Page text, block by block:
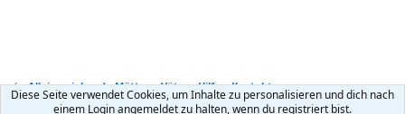
Alleinerziehend - Mütter + Väter - Hilfe + Kontakt
Diese Seite verwendet Cookies, um Inhalte zu personalisieren und dich nach
einem Login angemeldet zu halten, wenn du registriert bist.